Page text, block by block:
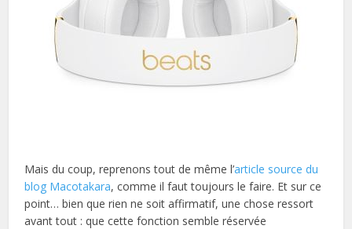
Mais du coup, reprenons tout de même l’article source du
blog Macotakara, comme il faut toujours le faire. Et sur ce
point… bien que rien ne soit affirmatif, une chose ressort
avant tout : que cette fonction semble réservée